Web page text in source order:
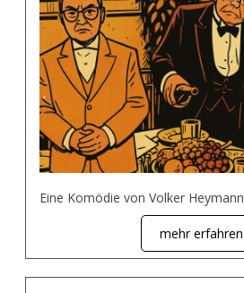
Eine Komödie von Volker Heymann
mehr erfahren